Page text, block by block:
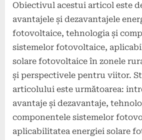
Obiectivul acestui articol este
avantajele și dezavantajele
fotovoltaice, tehnologia și
sistemelor fotovoltaice,
solare fotovoltaice în zonele
și perspectivele pentru viitor.
articolului este următoarea:
avantaje și dezavantaje,
componentele sistemelor
aplicabilitatea energiei solare